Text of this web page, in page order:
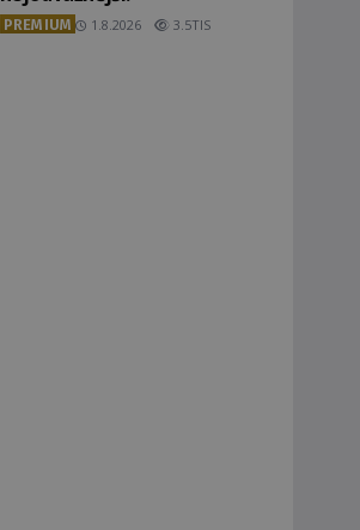
PREMIUM 1.8.2026 3.5TIS